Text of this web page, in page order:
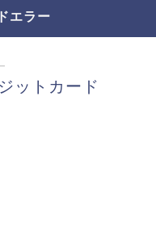
エラー
ットカード